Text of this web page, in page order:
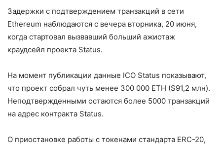
Задержки с подтверждением транзакций в сети
Ethereum наблюдаются с вечера вторника, 20 июня,
когда стартовал вызвавший больший ажиотаж
краудсейл проекта Status.
На момент публикации данные ICO Status показывают,
что проект собрал чуть менее 300 000 ETH (S91,2 млн).
Неподтвержденными остаются более 5000 транзакций
на адрес контракта Status.
О приостановке работы с токенами стандарта ERC-20,